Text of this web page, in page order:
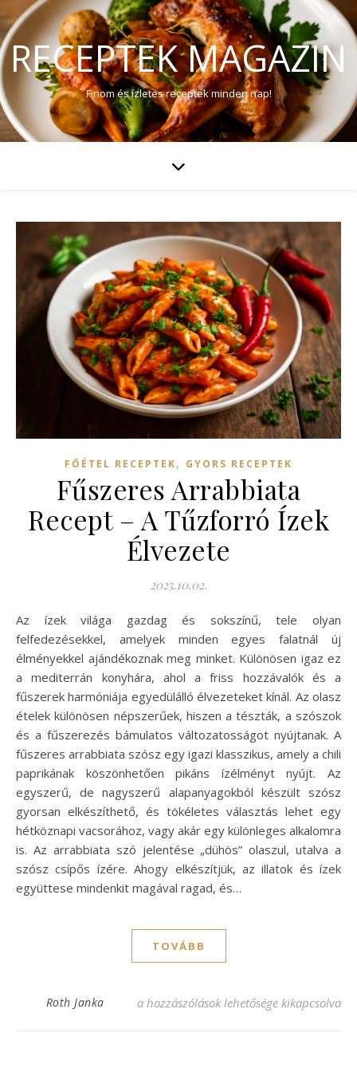
RECEPTEK MAGAZIN
Finom és ízletes receptek minden nap!
FŐÉTEL RECEPTEK, GYORS RECEPTEK
Fűszeres Arrabbiata
Recept – A Tűzforró Ízek
Élvezete
2025.10.02.
Az ízek világa gazdag és sokszínű, tele olyan
felfedezésekkel, amelyek minden egyes falatnál új
élményekkel ajándékoznak meg minket. Különösen igaz ez
a mediterrán konyhára, ahol a friss hozzávalók és a
fűszerek harmóniája egyedülálló élvezeteket kínál. Az olasz
ételek különösen népszerűek, hiszen a tészták, a szószok
és a fűszerezés bámulatos változatosságot nyújtanak. A
fűszeres arrabbiata szósz egy igazi klasszikus, amely a chili
paprikának köszönhetően pikáns ízélményt nyújt. Az
egyszerű, de nagyszerű alapanyagokból készült szósz
gyorsan elkészíthető, és tökéletes választás lehet egy
hétköznapi vacsorához, vagy akár egy különleges alkalomra
is. Az arrabbiata szó jelentése „dühös” olaszul, utalva a
szósz csípős ízére. Ahogy elkészítjük, az illatok és ízek
együttese mindenkit magával ragad, és…
TOVÁBB
Roth Janka Fűszeres Arrabbiata Recept – A Tűzforró
a hozzászólások lehetősége kikapcsolva